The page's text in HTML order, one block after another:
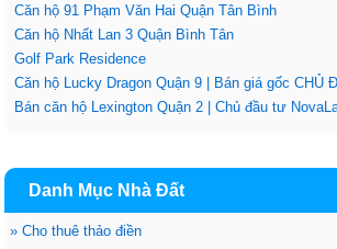
Căn hộ 91 Phạm Văn Hai Quận Tân Bình
Căn hộ Nhất Lan 3 Quận Bình Tân
Golf Park Residence
Căn hộ Lucky Dragon Quận 9 | Bán giá gốc CHỦ
Bán căn hộ Lexington Quận 2 | Chủ đầu tư
Danh Mục Nhà Đất
» Cho thuê thảo điền